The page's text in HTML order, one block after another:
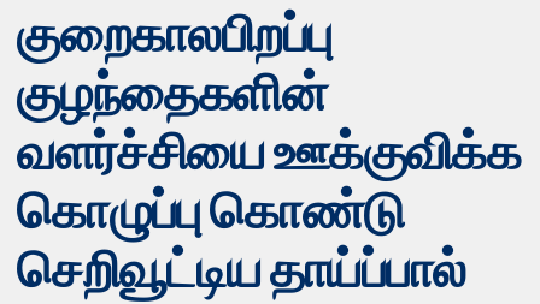
குறைகாலபிறப்பு
குழந்தைகளின்
வளர்ச்சியை ஊக்குவிக்க
கொழுப்பு கொண்டு
செறிவூட்டிய தாய்ப்பால்